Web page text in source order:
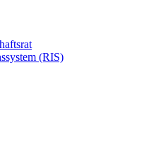
(RIS)